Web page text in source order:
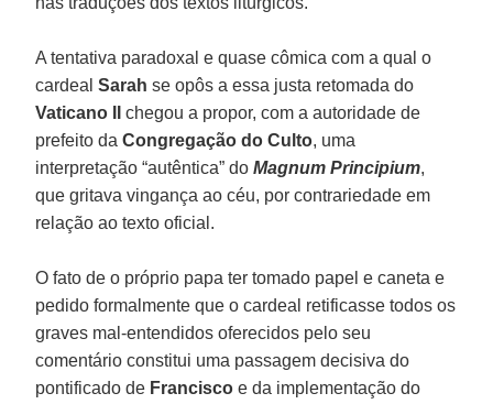
A tentativa paradoxal e quase cômica com a qual o
cardealSarah se opôs a essa justa retomada do
Vaticano II
chegou a propor, com a autoridade de
prefeito daCongregação do Culto, uma
interpretação “autêntica” doMagnum Principium,
que gritava vingança ao céu, por contrariedade em
relação ao texto oficial.
O fato de o próprio papa ter tomado papel e caneta e
pedido formalmente que o cardeal retificasse todos os
graves mal-entendidos oferecidos pelo seu
comentário constitui uma passagem decisiva do
pontificado de Francisco e da implementação do